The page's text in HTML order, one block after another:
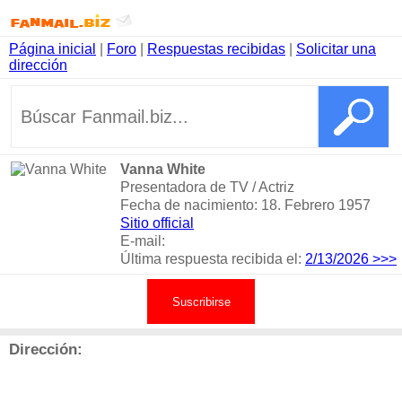
Página inicial Foro Respuestas recibidas
Solicitar una
dirección
Vanna White
Presentadora de TV / Actriz
Fecha de nacimiento: 18. Febrero 1957
Sitio official
E-mail:
Última respuesta recibida el: 2/13/2026 >>>
Suscribirse
Dirección: